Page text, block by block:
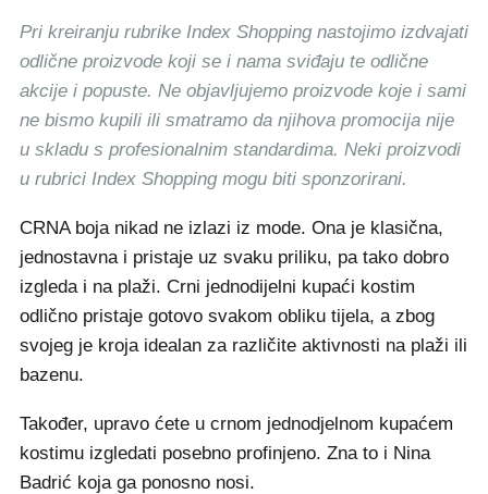
Pri kreiranju rubrike Index Shopping nastojimo izdvajati
odlične proizvode koji se i nama sviđaju te odlične
akcije i popuste. Ne objavljujemo proizvode koje i sami
ne bismo kupili ili smatramo da njihova promocija nije
u skladu s profesionalnim standardima. Neki proizvodi
u rubrici Index Shopping mogu biti sponzorirani.
CRNA boja nikad ne izlazi iz mode. Ona je klasična,
jednostavna i pristaje uz svaku priliku, pa tako dobro
izgleda i na plaži. Crni jednodijelni kupaći kostim
odlično pristaje gotovo svakom obliku tijela, a zbog
svojeg je kroja idealan za različite aktivnosti na plaži ili
bazenu.
Također, upravo ćete u crnom jednodjelnom kupaćem
kostimu izgledati posebno profinjeno. Zna to i Nina
Badrić koja ga ponosno nosi.